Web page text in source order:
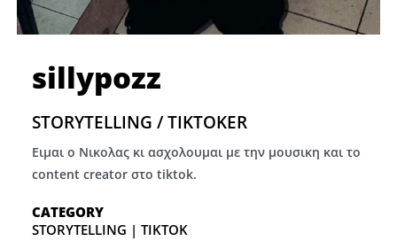
sillypozz
STORYTELLING / TIKTOKER
Ειμαι ο Νικολας κι ασχολουμαι με την μουσικη και το
content creator στο tiktok.
CATEGORY
STORYTELLING | TIKTOK